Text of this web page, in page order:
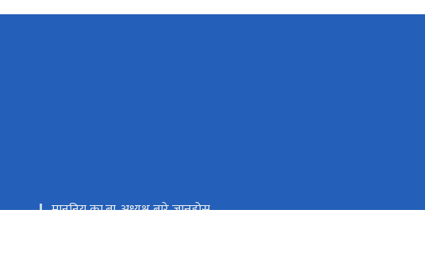
माननिय का.बा. अध्यक्ष बारे जान्नुहोस्